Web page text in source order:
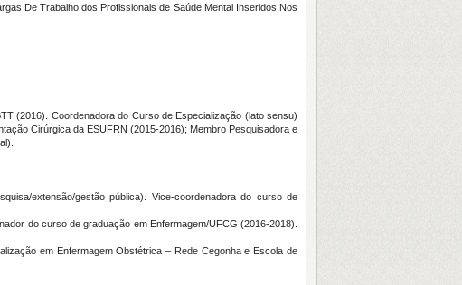
De Trabalho dos Profissionais de Saúde Mental Inseridos Nos
(2016). Coordenadora do Curso de Especialização (lato sensu)
Cirúrgica da ESUFRN (2015-2016); Membro Pesquisadora e
extensão/gestão pública). Vice-coordenadora do curso de
do curso de graduação em Enfermagem/UFCG (2016-2018).
em Enfermagem Obstétrica – Rede Cegonha e Escola de